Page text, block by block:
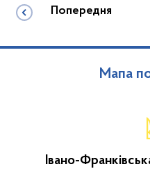
Попередня
Мапа
Івано-